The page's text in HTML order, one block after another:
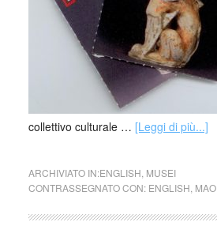
collettivo culturale … [Leggi di più...]
ARCHIVIATO IN:ENGLISH MUSEI
CONTRASSEGNATO CON: ENGLISH MAO,